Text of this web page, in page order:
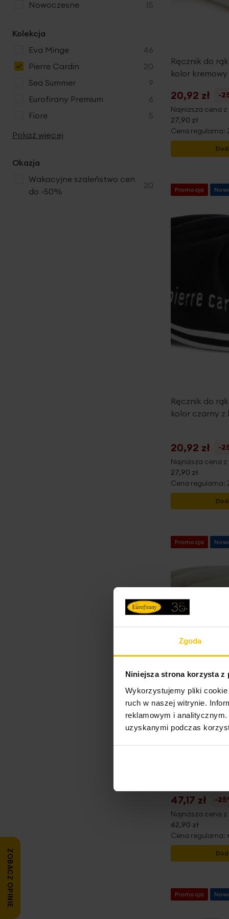
Zgoda
Niniejsza strona korzysta z
Wykorzystujemy pliki
ruch w naszej witrynie.
reklamowym i
uzyskanymi podczas
Ręcznik do
kolor
20,92 zł
-
Najniższa cena
27,90 zł
Cena regularna:
Promocja
Ręcznik do
kolor czarny z
20,92 zł
-
Najniższa cena
27,90 zł
Cena regularna:
Promocja
Ręcznik
47,17 zł
-
Najniższa cena
62,90 zł
Cena regularna:
Promocja
nowoczesne
15
produkty
Kolekcja
Eva Minge
46
produkty
Pierre Cardin
20
produkty
Sea Summer
9
produkty
Eurofirany Premium
6
produkty
Fiore
5
produkty
Pokaż więcej
Okazja
Wakacyjne szaleństwo cen
do -50%
20
produkty
ZOBACZ OPINIE